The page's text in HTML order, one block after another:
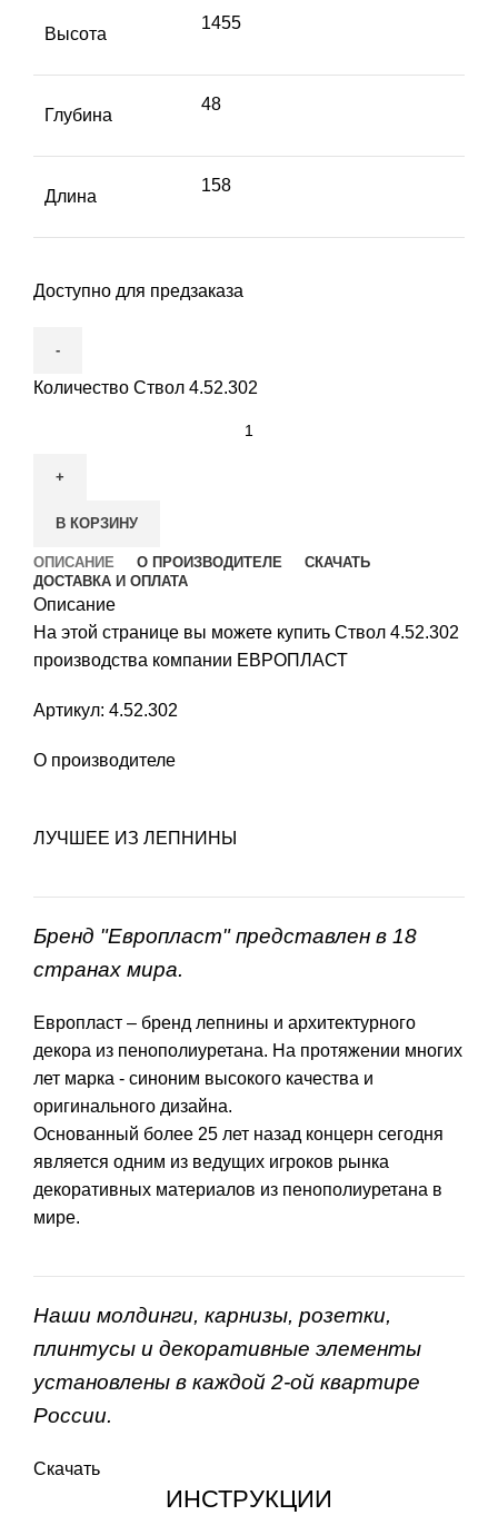
Высота
1455
Глубина
48
Длина
158
Доступно для предзаказа
Количество Ствол 4.52.302
В КОРЗИНУ
ОПИСАНИЕ О ПРОИЗВОДИТЕЛЕ
СКАЧАТЬ
ДОСТАВКА И ОПЛАТА
Описание
На этой странице вы можете купить Ствол 4.52.302
производства компании ЕВРОПЛАСТ
Артикул: 4.52.302
О производителе
ЛУЧШЕЕ ИЗ ЛЕПНИНЫ
Бренд "Европласт" представлен в 18
странах мира.
Европласт – бренд лепнины и архитектурного
декора из пенополиуретана. На протяжении многих
лет марка - синоним высокого качества и
оригинального дизайна.
Основанный более 25 лет назад концерн сегодня
является одним из ведущих игроков рынка
декоративных материалов из пенополиуретана в
мире.
Наши молдинги, карнизы, розетки,
плинтусы и декоративные элементы
установлены в каждой 2-ой квартире
России.
Скачать
ИНСТРУКЦИИ